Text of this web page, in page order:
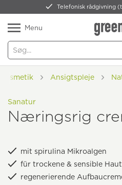
Telefonisk rådgivning
Menu
Ansigtspleje
Sanatur
Næringsrig
mit spirulina Mikroalgen
für trockene & sensible Haut
regenerierende